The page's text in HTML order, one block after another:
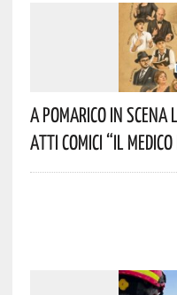
A Pomarico In Scena
Atti Comici “Il